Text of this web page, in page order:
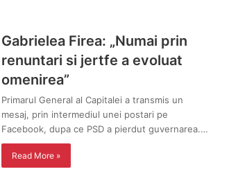
Gabrielea Firea: „Numai prin
renuntari si jertfe a evoluat
omenirea”
Primarul General al Capitalei a transmis un
mesaj, prin intermediul unei postari pe
Facebook, dupa ce PSD a pierdut guvernarea.…
Read More »